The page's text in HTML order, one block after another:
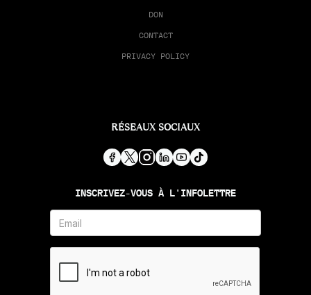
DON
CONTACT
PRIVACY POLICY
RÉSEAUX SOCIAUX
INSCRIVEZ-VOUS À L'INFOLETTRE